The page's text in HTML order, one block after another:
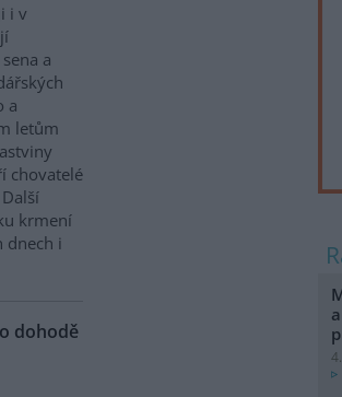
i v
a
a
letům
chovatelé
krmení
dnech i
dohodě